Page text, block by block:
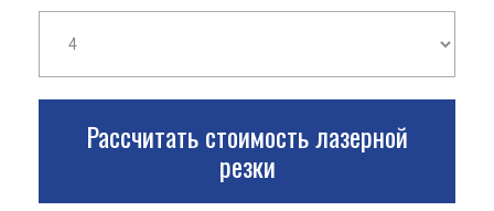
Рассчитать стоимость лазерной
резки